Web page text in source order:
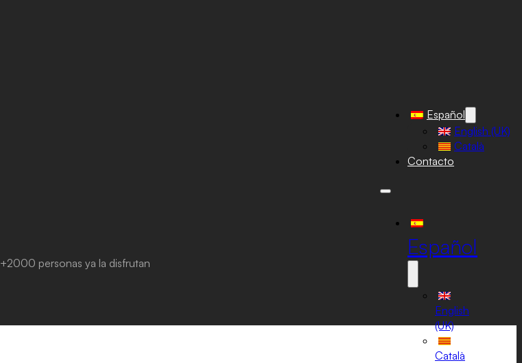
Español
English (UK)
Català
Contacto
Español
English
(UK)
Català
+2000 personas ya la disfrutan